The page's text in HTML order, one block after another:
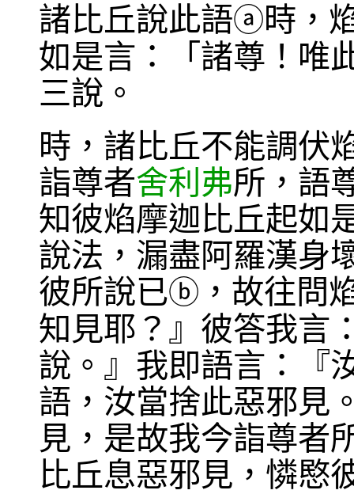
諸比丘說此語ⓐ時，
如是言：「諸尊！唯
三說。
時，諸比丘不能調伏
詣尊者舍利弗所，語
知彼焰摩迦比丘起如
說法，漏盡阿羅漢身
彼所說已ⓑ ，故往問
知見耶？』彼答我言
說。』我即語言：『
語，汝當捨此惡邪見
見，是故我今詣尊者
比丘息惡邪見，憐愍